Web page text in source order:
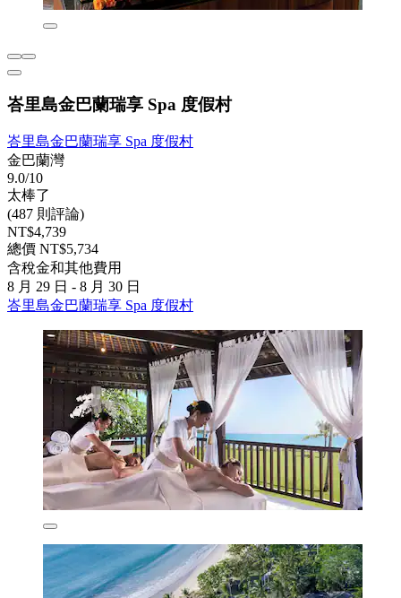
峇里島金巴蘭瑞享 Spa 度假村
峇里島金巴蘭瑞享 Spa 度假村
金巴蘭灣
9.0/10
太棒了
(487 則評論)
NT$4,739
總價 NT$5,734
含稅金和其他費用
8 月 29 日 - 8 月 30 日
峇里島金巴蘭瑞享 Spa 度假村